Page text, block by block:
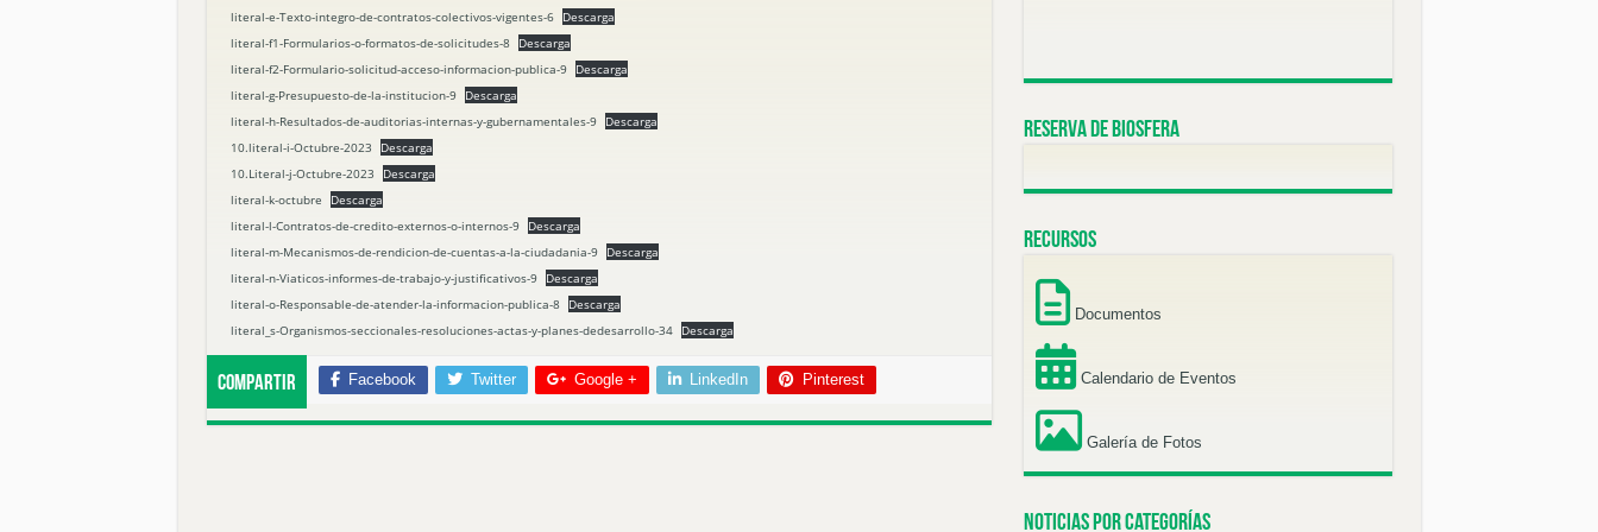
literal-e-Texto-integro-de-contratos-colectivos-vigentes-6
Descarga
literal-f1-Formularios-o-formatos-de-solicitudes-8
Descarga
literal-f2-Formulario-solicitud-acceso-informacion-publica-9
Descarga
literal-g-Presupuesto-de-la-institucion-9
Descarga
literal-h-Resultados-de-auditorias-internas-y-gubernamentales-9
Descarga
10.literal-i-Octubre-2023
Descarga
10.Literal-j-Octubre-2023
Descarga
literal-k-octubre
Descarga
literal-l-Contratos-de-credito-externos-o-internos-9
Descarga
literal-m-Mecanismos-de-rendicion-de-cuentas-a-la-ciudadania-9
Descarga
literal-n-Viaticos-informes-de-trabajo-y-justificativos-9
Descarga
literal-o-Responsable-de-atender-la-informacion-publica-8
Descarga
literal_s-Organismos-seccionales-resoluciones-actas-y-planes-dedesarrollo-34
Descarga
Compartir Facebook Twitter Google + LinkedIn Pinterest
Reserva de Biosfera
Recursos
Documentos
Calendario de Eventos
Galería de Fotos
Noticias por categorías